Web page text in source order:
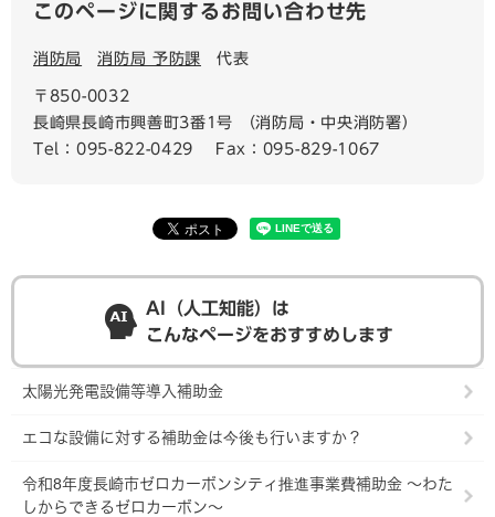
このページに関するお問い合わせ先
消防局 消防局 予防課 代表
〒850-0032
長崎県長崎市興善町3番1号 （消防局・中央消防署）
Tel：095-822-0429
Fax：095-829-1067
AI（人工知能）は
こんなページをおすすめします
太陽光発電設備等導入補助金
エコな設備に対する補助金は今後も行いますか？
令和8年度長崎市ゼロカーボンシティ推進事業費補助金 ～わた
しからできるゼロカーボン～